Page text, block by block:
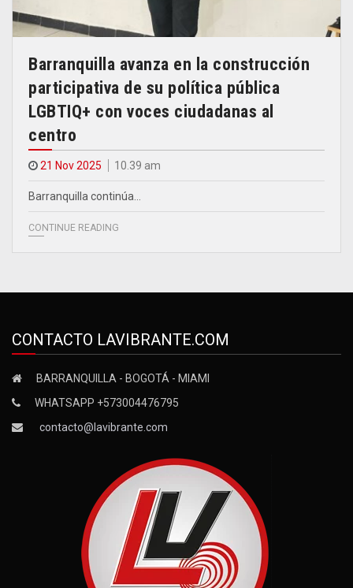
Barranquilla avanza en la construcción
participativa de su política pública
LGBTIQ+ con voces ciudadanas al
centro
21 Nov 2025 10.39 am
Barranquilla continúa…
CONTINUE READING
CONTACTO LAVIBRANTE.COM
BARRANQUILLA - BOGOTÁ - MIAMI
WHATSAPP +573004476795
contacto@lavibrante.com